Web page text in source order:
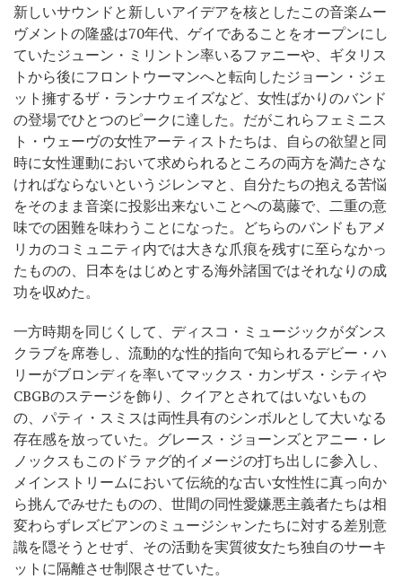
新しいサウンドと新しいアイデアを核としたこの音楽ムー
ヴメントの隆盛は70年代、ゲイであることをオープンにし
ていたジューン・ミリントン率いるファニーや、ギタリス
トから後にフロントウーマンへと転向したジョーン・ジェ
ット擁するザ・ランナウェイズなど、女性ばかりのバンド
の登場でひとつのピークに達した。だがこれらフェミニス
ト・ウェーヴの女性アーティストたちは、自らの欲望と同
時に女性運動において求められるところの両方を満たさな
ければならないというジレンマと、自分たちの抱える苦悩
をそのまま音楽に投影出来ないことへの葛藤で、二重の意
味での困難を味わうことになった。どちらのバンドもアメ
リカのコミュニティ内では大きな爪痕を残すに至らなかっ
たものの、日本をはじめとする海外諸国ではそれなりの成
功を収めた。
一方時期を同じくして、ディスコ・ミュージックがダンス
クラブを席巻し、流動的な性的指向で知られるデビー・ハ
リーがブロンディを率いてマックス・カンザス・シティや
CBGBのステージを飾り、クイアとされてはいないもの
の、パティ・スミスは両性具有のシンボルとして大いなる
存在感を放っていた。グレース・ジョーンズとアニー・レ
ノックスもこのドラァグ的イメージの打ち出しに参入し、
メインストリームにおいて伝統的な古い女性性に真っ向か
ら挑んでみせたものの、世間の同性愛嫌悪主義者たちは相
変わらずレズビアンのミュージシャンたちに対する差別意
識を隠そうとせず、その活動を実質彼女たち独自のサーキ
ットに隔離させ制限させていた。